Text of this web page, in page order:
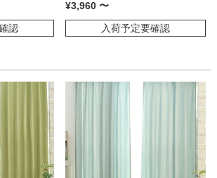
認
¥3,960 〜
入荷予定要確認